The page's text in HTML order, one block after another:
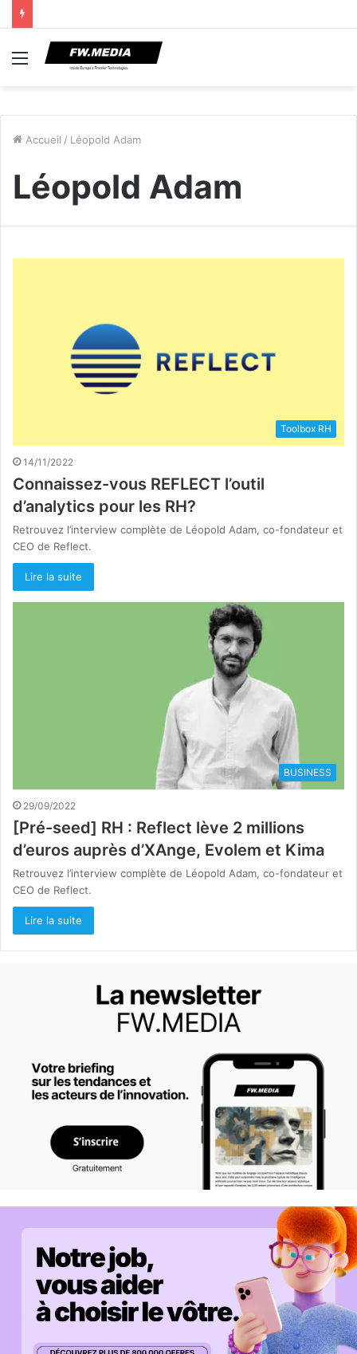
Menu
Accueil / Léopold Adam
Léopold Adam
Toolbox RH
14/11/2022
Connaissez-vous REFLECT l’outil
d’analytics pour les RH?
Retrouvez l’interview complète de Léopold Adam, co-fondateur et
CEO de Reflect.
Lire la suite
BUSINESS
29/09/2022
[Pré-seed] RH : Reflect lève 2 millions
d’euros auprès d’XAnge, Evolem et Kima
Retrouvez l’interview complète de Léopold Adam, co-fondateur et
CEO de Reflect.
Lire la suite